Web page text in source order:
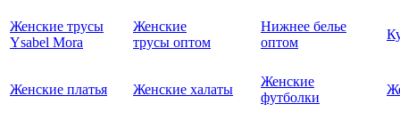
Женские трусы
Ysabel Mora
Женские
трусы оптом
Нижнее белье
оптом
Женские платья Женские халаты
Женские
футболки